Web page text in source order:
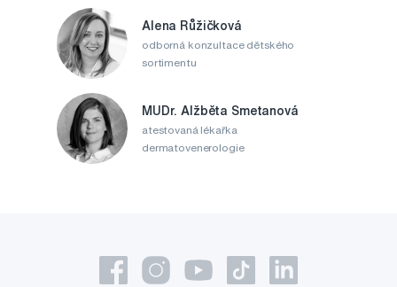
Alena Růžičková
odborná konzultace dětského
sortimentu
MUDr. Alžběta Smetanová
atestovaná lékařka
dermatovenerologie